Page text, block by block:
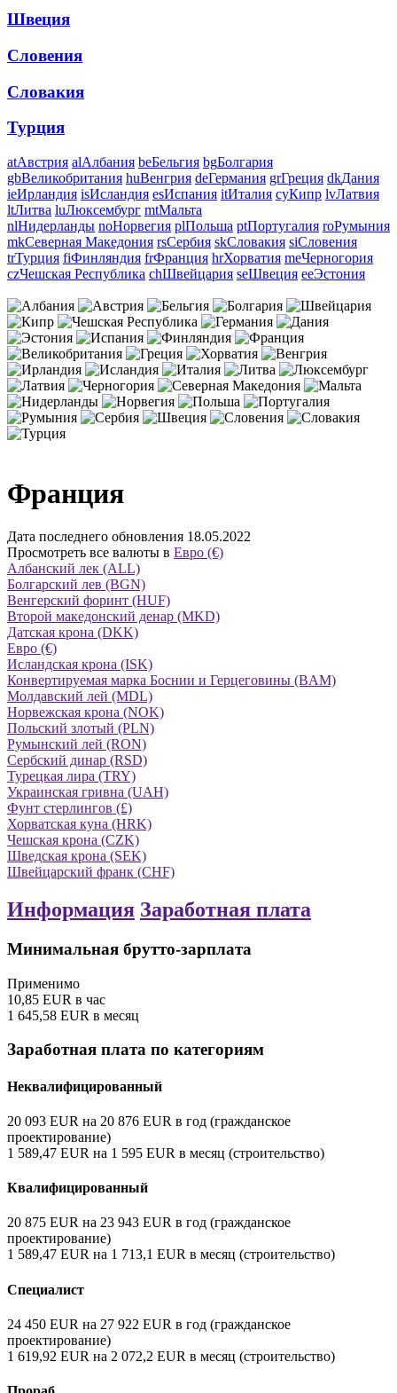
Швеция
Словения
Словакия
Турция
atАвстрия alАлбания beБельгия bgБолгария
gbВеликобритания huВенгрия deГермания grГреция dkДания
ieИрландия isИсландия esИспания itИталия cyКипр lvЛатвия
ltЛитва luЛюксембург mtМальта
nlНидерланды noНорвегия plПольша ptПортугалия roРумыния
mkСеверная Македония rsСербия skСловакия siСловения
trТурция fiФинляндия frФранция hrХорватия meЧерногория
czЧешская Республика chШвейцария seШвеция eeЭстония
Франция
Дата последнего обновления 18.05.2022
Просмотреть все валюты в Евро (€)
Албанский лек (ALL)
Болгарский лев (BGN)
Венгерский форинт (HUF)
Второй македонский денар (MKD)
Датская крона (DKK)
Евро (€)
Исландская крона (ISK)
Конвертируемая марка Боснии и Герцеговины (BAM)
Молдавский лей (MDL)
Норвежская крона (NOK)
Польский злотый (PLN)
Румынский лей (RON)
Сербский динар (RSD)
Турецкая лира (TRY)
Украинская гривна (UAH)
Фунт стерлингов (£)
Хорватская куна (HRK)
Чешская крона (CZK)
Шведская крона (SEK)
Швейцарский франк (CHF)
Информация Заработная плата
Минимальная брутто-зарплата
Применимо
10,85 EUR в час
1 645,58 EUR в месяц
Заработная плата по категориям
Неквалифицированный
20 093 EUR на 20 876 EUR в год (гражданское
проектирование)
1 589,47 EUR на 1 595 EUR в месяц (строительство)
Квалифицированный
20 875 EUR на 23 943 EUR в год (гражданское
проектирование)
1 589,47 EUR на 1 713,1 EUR в месяц (строительство)
Специалист
24 450 EUR на 27 922 EUR в год (гражданское
проектирование)
1 619,92 EUR на 2 072,2 EUR в месяц (строительство)